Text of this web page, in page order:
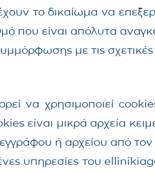
το δικαίωμα να
που είναι απόλυτα
με τις
να χρησιμοποιεί
είναι μικρά αρχεία
ή αρχείου από
υπηρεσίες του